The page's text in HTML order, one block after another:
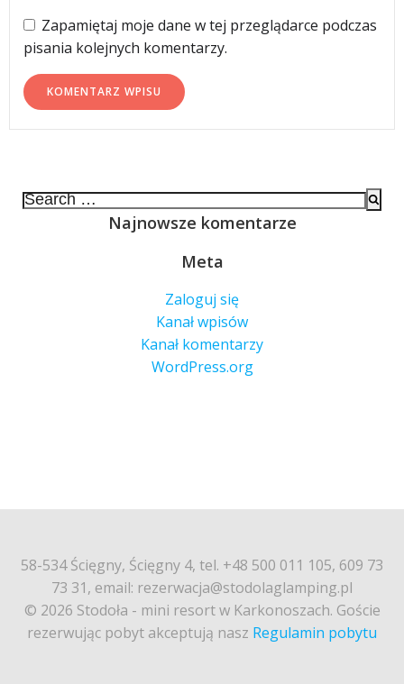
Zapamiętaj moje dane w tej przeglądarce podczas
pisania kolejnych komentarzy.
Search
Najnowsze komentarze
Meta
Zaloguj się
Kanał wpisów
Kanał komentarzy
WordPress.org
58-534 Ścięgny, Ścięgny 4, tel. +48 500 011 105, 609 73
73 31, email: rezerwacja@stodolaglamping.pl
© 2026 Stodoła - mini resort w Karkonoszach. Goście
rezerwując pobyt akceptują nasz Regulamin pobytu